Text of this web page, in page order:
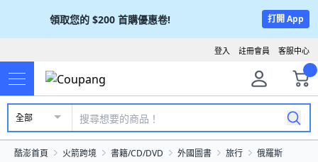
領取您的 $200 首購優惠卷! 打開 App
客服中心
註冊會員
登入
全部
酷澎首頁 火箭跨境 書籍/CD/DVD 外國圖書 旅行 俄羅斯